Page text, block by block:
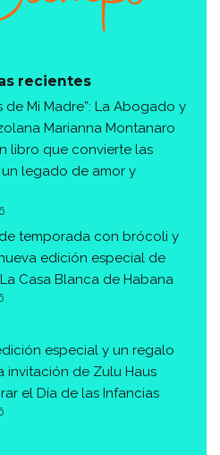
recientes
de Mi Madre”: La Abogado y
Marianna Montanaro
libro que convierte las
legado de amor y
temporada con brócoli y
edición especial de
Casa Blanca de Habana
especial y un regalo
invitación de Zulu Haus
el Día de las Infancias